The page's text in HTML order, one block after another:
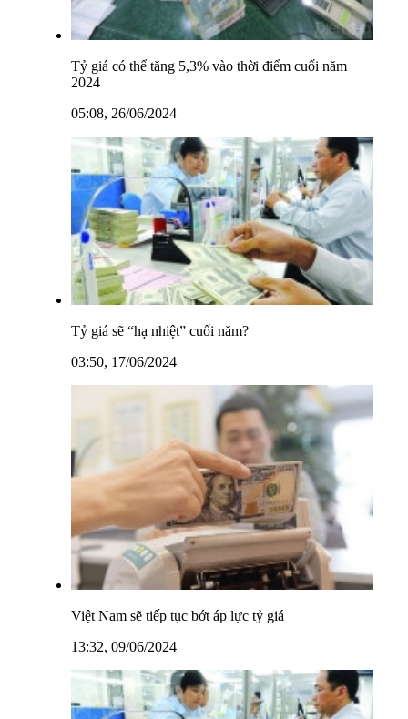
Tỷ giá có thể tăng 5,3% vào thời điểm cuối năm
2024
05:08, 26/06/2024
Tỷ giá sẽ “hạ nhiệt” cuối năm?
03:50, 17/06/2024
Việt Nam sẽ tiếp tục bớt áp lực tỷ giá
13:32, 09/06/2024